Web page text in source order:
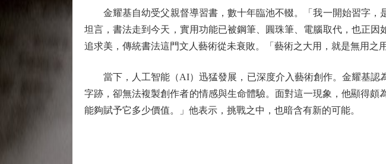
金耀基自幼受父親督導習書，數十年臨池不輟。「我一開始習字，
坦言，書法走到今天，實用功能已被鋼筆、圓珠筆、電腦取代，也正
追求美，傳統書法這門文人藝術從未衰敗。「藝術之大用，就是無用之用
當下，人工智能（AI）迅猛發展，已深度介入藝術創作。金耀基認
字跡，卻無法複製創作者的情感與生命體驗。面對這一現象，他顯得
能夠賦予它多少價值。」他表示，挑戰之中，也暗含有新的可能。